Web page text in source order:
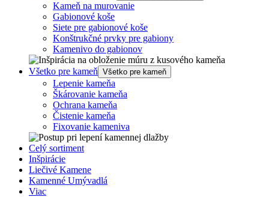
Kameň na murovanie
Gabionové koše
Siete pre gabionové koše
Konštrukčné prvky pre gabiony
Kamenivo do gabionov
Všetko pre kameň Všetko pre kameň
Lepenie kameňa
Škárovanie kameňa
Ochrana kameňa
Čistenie kameňa
Fixovanie kameniva
Celý sortiment
Inšpirácie
Liečivé Kamene
Kamenné Umývadlá
Viac